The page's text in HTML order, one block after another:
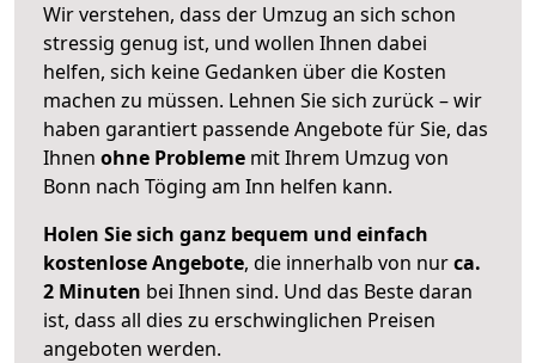
Wir verstehen, dass der Umzug an sich schon
stressig genug ist, und wollen Ihnen dabei
helfen, sich keine Gedanken über die Kosten
machen zu müssen. Lehnen Sie sich zurück – wir
haben garantiert passende Angebote für Sie, das
Ihnen ohne Probleme mit Ihrem Umzug von
Bonn nach Töging am Inn helfen kann.
Holen Sie sich ganz bequem und einfach
kostenlose Angebote, die innerhalb von nurca.
2 Minuten bei Ihnen sind. Und das Beste daran
ist, dass all dies zu erschwinglichen Preisen
angeboten werden.